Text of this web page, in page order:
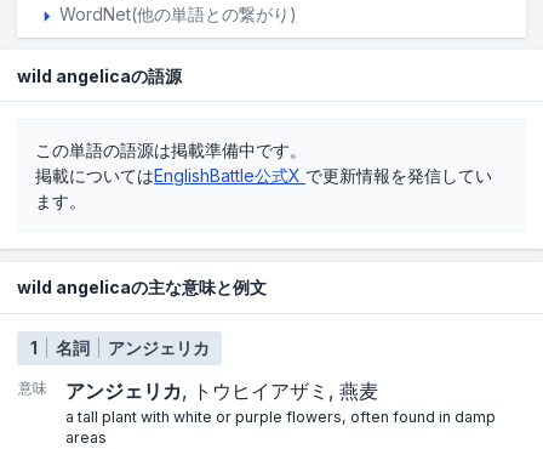
WordNet(他の単語との繋がり)
wild angelicaの語源
この単語の語源は掲載準備中です。
掲載についてはEnglishBattle公式X で更新情報を発信してい
ます。
wild angelicaの主な意味と例文
1 名詞 アンジェリカ
意味 アンジェリカ トウヒイアザミ 燕麦
a tall plant with white or purple flowers, often found in damp
areas